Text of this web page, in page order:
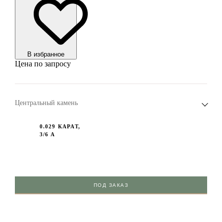
В избранноe
Цена по запросу
Центральный камень
0.029 КАРАТ,
3/6 А
ПОД ЗАКАЗ